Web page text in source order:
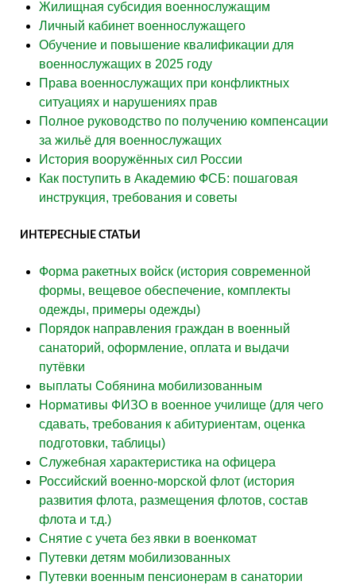
Жилищная субсидия военнослужащим
Личный кабинет военнослужащего
Обучение и повышение квалификации для
военнослужащих в 2025 году
Права военнослужащих при конфликтных
ситуациях и нарушениях прав
Полное руководство по получению компенсации
за жильё для военнослужащих
История вооружённых сил России
Как поступить в Академию ФСБ: пошаговая
инструкция, требования и советы
ИНТЕРЕСНЫЕ СТАТЬИ
Форма ракетных войск (история современной
формы, вещевое обеспечение, комплекты
одежды, примеры одежды)
Порядок направления граждан в военный
санаторий, оформление, оплата и выдачи
путёвки
выплаты Собянина мобилизованным
Нормативы ФИЗО в военное училище (для чего
сдавать, требования к абитуриентам, оценка
подготовки, таблицы)
Служебная характеристика на офицера
Российский военно-морской флот (история
развития флота, размещения флотов, состав
флота и т.д.)
Снятие с учета без явки в военкомат
Путевки детям мобилизованных
Путевки военным пенсионерам в санатории